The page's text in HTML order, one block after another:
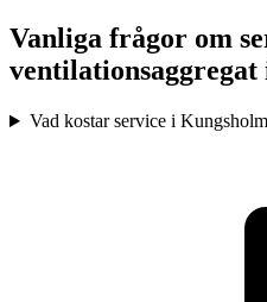
Vanliga frågor om
ventilationsaggregat
Vad kostar service i